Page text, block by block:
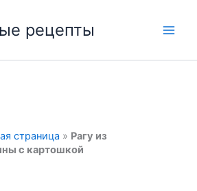
рецепты
страница » Рагу из
с картошкой